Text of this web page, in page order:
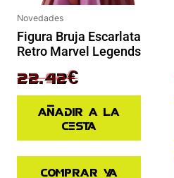
Novedades
Figura Bruja Escarlata
Retro Marvel Legends
29.90€
22.42€
Añadir a la
cesta
Comprar ya